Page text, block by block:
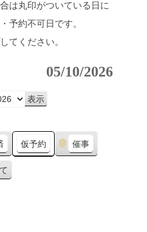
は丸印がついている日に
予約不可日です。
てください。
05/10/2026
仮予約 催事